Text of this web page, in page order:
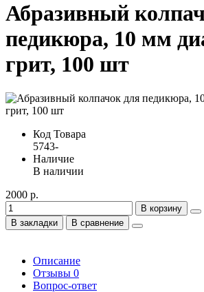
Абразивный
педикюра, 10 мм
грит, 100 шт
Код Товара
5743-
Наличие
В наличии
2000 р.
В корзину
В закладки
В сравнение
Описание
Отзывы 0
Вопрос-ответ